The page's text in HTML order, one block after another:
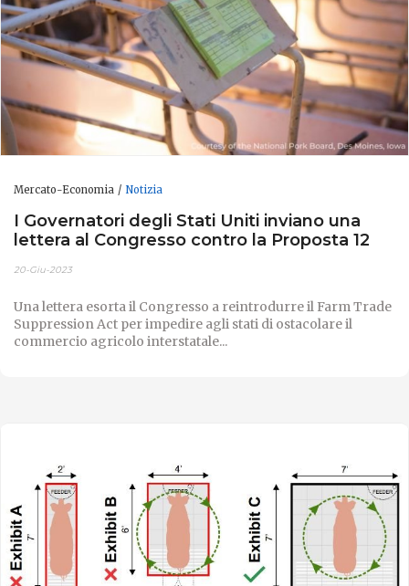
Mercato-Economia Notizia
I Governatori degli Stati Uniti inviano una
lettera al Congresso contro la Proposta 12
20-Giu-2023
Una lettera esorta il Congresso a reintrodurre il Farm Trade
Suppression Act per impedire agli stati di ostacolare il
commercio agricolo interstatale...